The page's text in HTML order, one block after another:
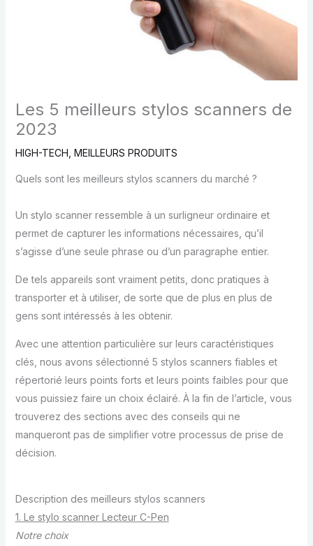
Les 5 meilleurs stylos scanners de
2023
HIGH-TECH MEILLEURS PRODUITS
Quels sont les meilleurs stylos scanners du marché ?
Un stylo scanner ressemble à un surligneur ordinaire et
permet de capturer les informations nécessaires, qu’il
s’agisse d’une seule phrase ou d’un paragraphe entier.
De tels appareils sont vraiment petits, donc pratiques à
transporter et à utiliser, de sorte que de plus en plus de
gens sont intéressés à les obtenir.
Avec une attention particulière sur leurs caractéristiques
clés, nous avons sélectionné 5 stylos scanners fiables et
répertorié leurs points forts et leurs points faibles pour que
vous puissiez faire un choix éclairé. À la fin de l’article, vous
trouverez des sections avec des conseils qui ne
manqueront pas de simplifier votre processus de prise de
décision.
Description des meilleurs stylos scanners
1. Le stylo scanner Lecteur C-Pen
Notre choix